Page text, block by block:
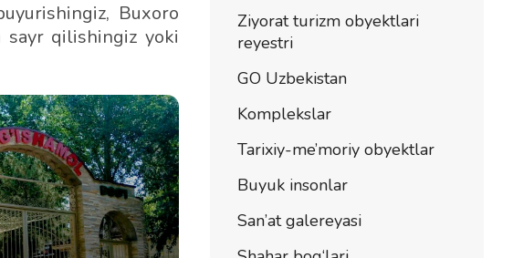
Buxoro
sayr qilishingiz yoki
Ziyorat turizm obyektlari
reyestri
GO Uzbekistan
Komplekslar
Tarixiy-me’moriy obyektlar
Buyuk insonlar
San’at galereyasi